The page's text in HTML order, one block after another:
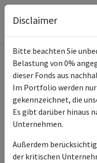
Informationen zum
Name
ISIN des Fonds
Anteilsklassen
Disclaimer
Bitte beachten Sie
Belastung von 0%
dieser Fonds aus
Im Portfolio werden
gekennzeichnet, die
Es gibt darüber hinaus
Unternehmen.
Außerdem
der kritischen